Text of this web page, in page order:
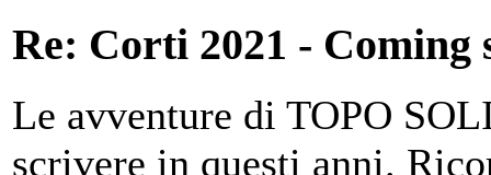
Re: Corti 2021 - Coming
Le avventure di TOPO
scrivere in questi anni.